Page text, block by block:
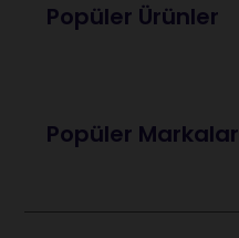
Popüler Ürünler
Popüler Markalar